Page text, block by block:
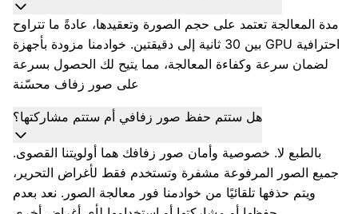
مدة المعالجة تعتمد على حجم الصورة وتعقيدها، عادةً ما تتراوح
بين 30 ثانية إلى دقيقتين. خوادمنا مزودة بأجهزة GPU احترافية
لضمان سرعة وكفاءة المعالجة، مما يتيح لك الحصول بسرعة
على صور زفاف محسّنة
هل ستتم حفظ صور زفافي أم ستتم مشاركتها؟
بالطبع لا. خصوصية وأمان صور زفافك هما أولويتنا القصوى.
جميع الصور المرفوعة مشفرة وتستخدم فقط لأغراض التحرير،
ويتم حذفها تلقائيًا من خوادمنا فور معالجة الصور. نعد بعدم